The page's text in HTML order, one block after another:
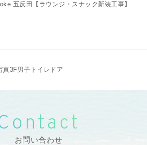
五反田【ラウンジ・スナック新装工事】
真3F男子トイレドア
お問い合わせ